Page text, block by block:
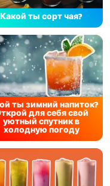
Какой ты сорт чая?
ты зимний напиток?
для себя свой
уютный спутник в
холодную погоду